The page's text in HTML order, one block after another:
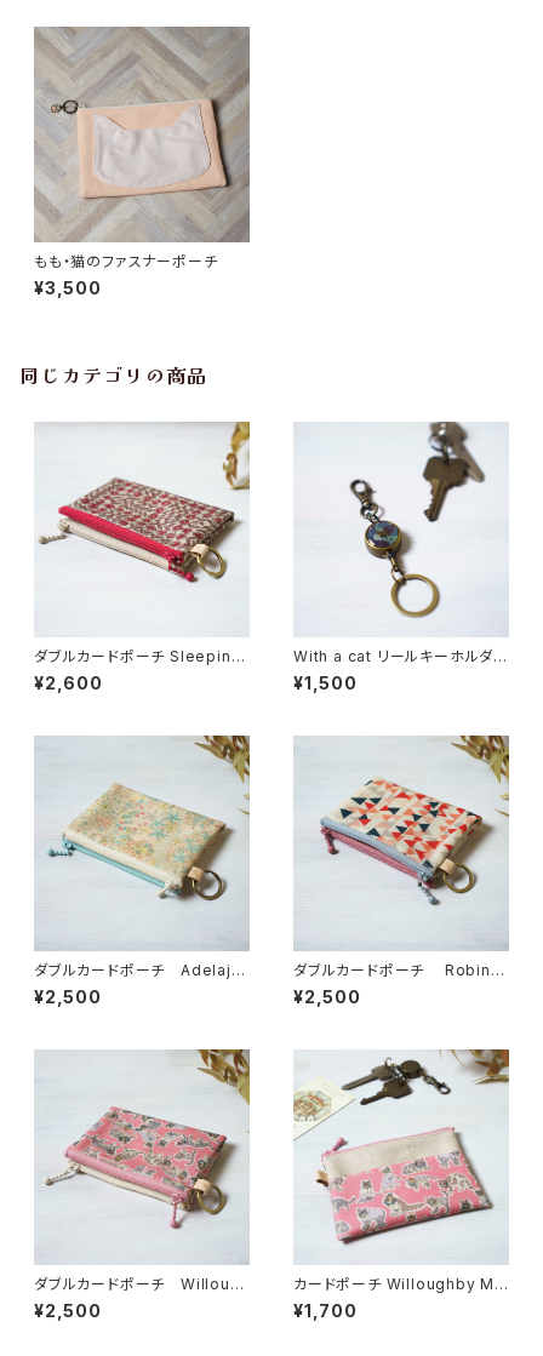
もも・猫のファスナーポーチ
¥3,500
同じカテゴリの商品
ダブルカードポーチ Sleeping
Rose（スリーピング・ローズ）レ
ッド リバティラミネート生地
¥2,600
With a cat リールキーホルダ
ー・選べる柄【受注制作】
¥1,500
ダブルカードポーチ Adelajd
a（アデラジャ） ピンクブルー
リバティラミネート生地
¥2,500
ダブルカードポーチ Robin
（ロビン）ピンク リバティラミネ
ート生地
¥2,500
ダブルカードポーチ Willoug
hby Mews （ウィロビー・ミュ
ーズ）さくら リバティラミネート
¥2,500
カードポーチ Willoughby Me
ws （ウィロビー・ミューズ）さく
ら リバティラミネート生地
¥1,700